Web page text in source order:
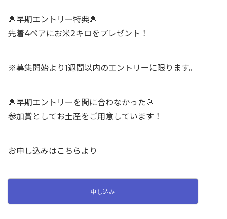
🎾早期エントリー特典🎾
先着4ペアにお米2キロをプレゼント！
※募集開始より1週間以内のエントリーに限ります。
🎾早期エントリーを間に合わなかった🎾
参加賞としてお土産をご用意しています！
お申し込みはこちらより
申し込み